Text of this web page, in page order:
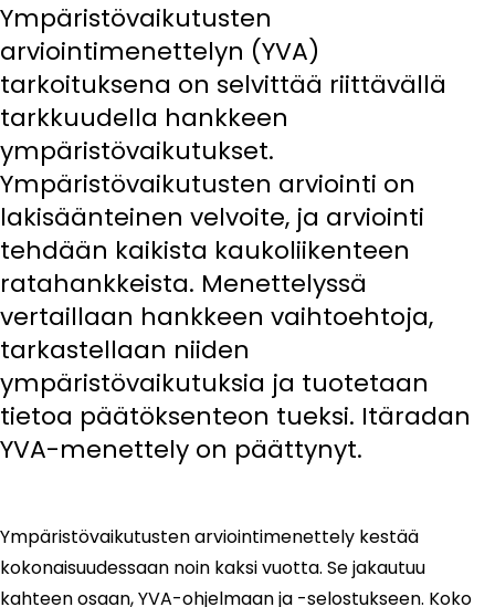
Ympäristövaikutusten
arviointimenettelyn (YVA)
tarkoituksena on selvittää riittävällä
tarkkuudella hankkeen
ympäristövaikutukset.
Ympäristövaikutusten arviointi on
lakisäänteinen velvoite, ja arviointi
tehdään kaikista kaukoliikenteen
ratahankkeista. Menettelyssä
vertaillaan hankkeen vaihtoehtoja,
tarkastellaan niiden
ympäristövaikutuksia ja tuotetaan
tietoa päätöksenteon tueksi. Itäradan
YVA-menettely on päättynyt.
Ympäristövaikutusten arviointimenettely kestää
kokonaisuudessaan noin kaksi vuotta. Se jakautuu
kahteen osaan, YVA-ohjelmaan ja -selostukseen. Koko